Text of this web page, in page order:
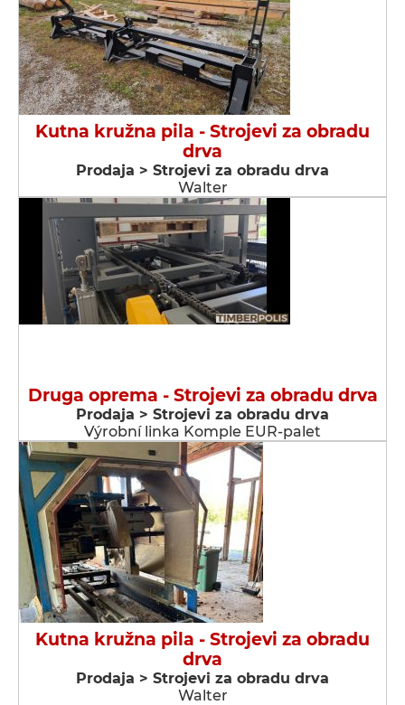
Kutna kružna pila - Strojevi za obradu
drva
Prodaja > Strojevi za obradu drva
Walter
Druga oprema - Strojevi za obradu drva
Prodaja > Strojevi za obradu drva
Výrobní linka Komple EUR-palet
Kutna kružna pila - Strojevi za obradu
drva
Prodaja > Strojevi za obradu drva
Walter